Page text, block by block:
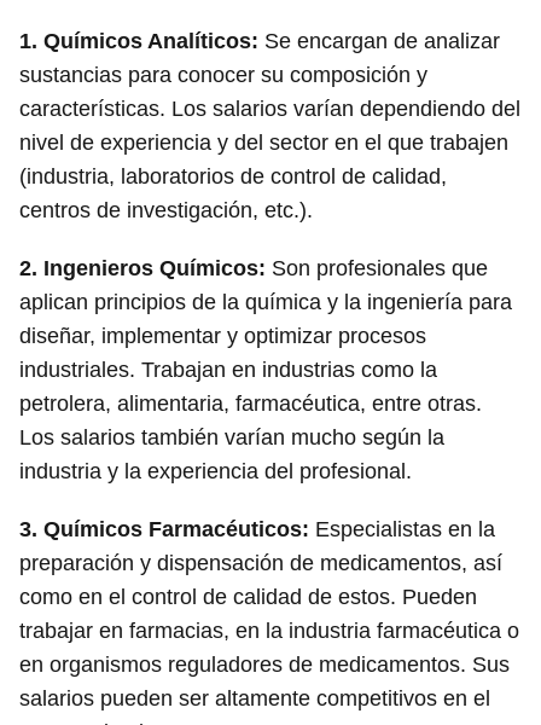
1. Químicos Analíticos: Se encargan de analizar
sustancias para conocer su composición y
características. Los salarios varían dependiendo del
nivel de experiencia y del sector en el que trabajen
(industria, laboratorios de control de calidad,
centros de investigación, etc.).
2. Ingenieros Químicos: Son profesionales que
aplican principios de la química y la ingeniería para
diseñar, implementar y optimizar procesos
industriales. Trabajan en industrias como la
petrolera, alimentaria, farmacéutica, entre otras.
Los salarios también varían mucho según la
industria y la experiencia del profesional.
3. Químicos Farmacéuticos: Especialistas en la
preparación y dispensación de medicamentos, así
como en el control de calidad de estos. Pueden
trabajar en farmacias, en la industria farmacéutica o
en organismos reguladores de medicamentos. Sus
salarios pueden ser altamente competitivos en el